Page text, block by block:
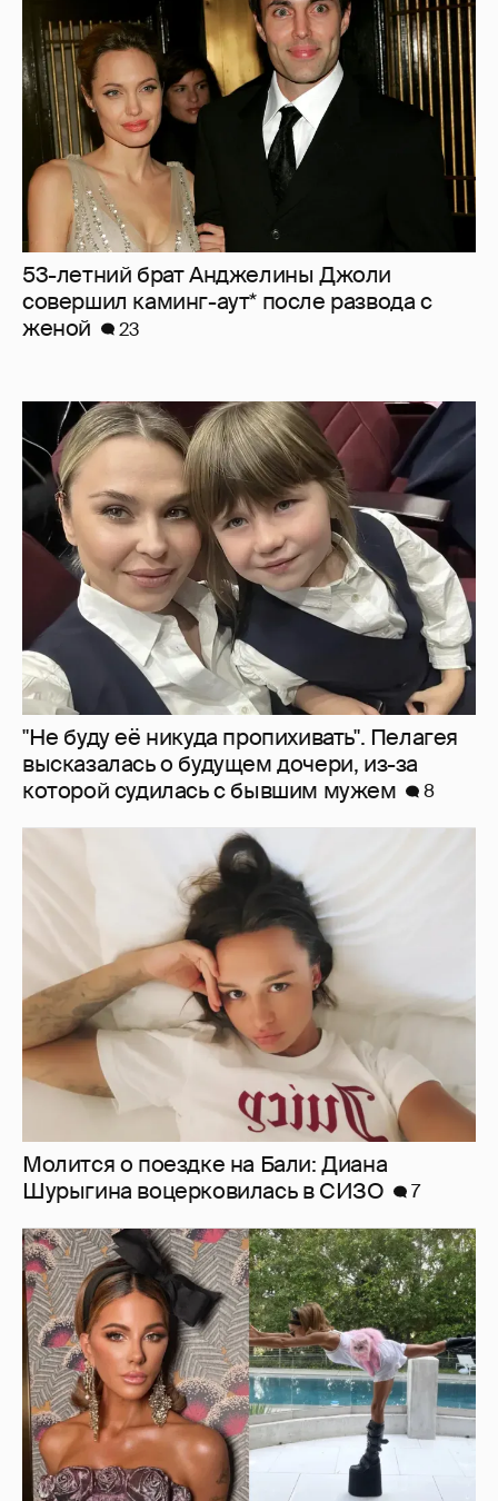
совершил каминг-аут* после развода с
женой
23
"Не буду её никуда пропихивать". Пелагея
высказалась о будущем дочери, из-за
которой судилась с бывшим мужем
8
Молится о поездке на Бали: Диана
Шурыгина воцерковилась в СИЗО
Ботинки на высокой платформе и
крашеный кот-компаньон: 53-летняя Кейт
Бекинсейл показала, как занимается
йогой
19